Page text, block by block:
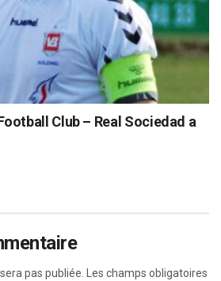
Club – Real Sociedad a
pas publiée. Les champs obligatoires